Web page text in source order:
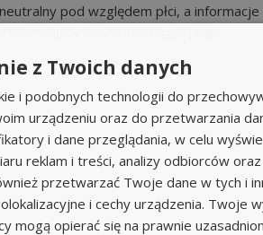
pod względem płci, a informacje
świadome negocjacje.
z Twoich danych
i podobnych technologii do
urządzeniu oraz do przetwarzania
i dane przeglądania, w celu
reklam i treści, analizy odbiorców oraz
przetwarzać Twoje dane w tych i
i cechy urządzenia. Twoje
mogą opierać się na prawnie